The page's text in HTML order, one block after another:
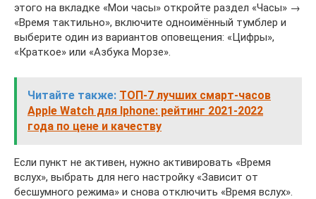
этого на вкладке «Мои часы» откройте раздел «Часы» →
«Время тактильно», включите одноимённый тумблер и
выберите один из вариантов оповещения: «Цифры»,
«Краткое» или «Азбука Морзе».
Читайте также: ТОП-7 лучших смарт-часов
Apple Watch для Iphone: рейтинг 2021-2022
года по цене и качеству
Если пункт не активен, нужно активировать «Время
вслух», выбрать для него настройку «Зависит от
бесшумного режима» и снова отключить «Время вслух».